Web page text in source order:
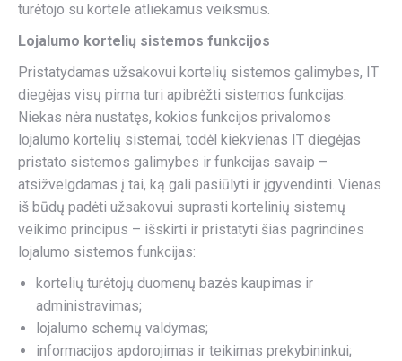
turėtojo su kortele atliekamus veiksmus.
Lojalumo kortelių sistemos funkcijos
Pristatydamas užsakovui kortelių sistemos galimybes, IT
diegėjas visų pirma turi apibrėžti sistemos funkcijas.
Niekas nėra nustatęs, kokios funkcijos privalomos
lojalumo kortelių sistemai, todėl kiekvienas IT diegėjas
pristato sistemos galimybes ir funkcijas savaip –
atsižvelgdamas į tai, ką gali pasiūlyti ir įgyvendinti. Vienas
iš būdų padėti užsakovui suprasti kortelinių sistemų
veikimo principus – išskirti ir pristatyti šias pagrindines
lojalumo sistemos funkcijas:
kortelių turėtojų duomenų bazės kaupimas ir
administravimas;
lojalumo schemų valdymas;
informacijos apdorojimas ir teikimas prekybininkui;